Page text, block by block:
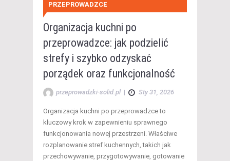
PRZEPROWADZCE
Organizacja kuchni po
przeprowadzce: jak podzielić
strefy i szybko odzyskać
porządek oraz funkcjonalność
przeprowadzki-solid.pl | Sty 31, 2026
Organizacja kuchni po przeprowadzce to
kluczowy krok w zapewnieniu sprawnego
funkcjonowania nowej przestrzeni. Właściwe
rozplanowanie stref kuchennych, takich jak
przechowywanie, przygotowywanie, gotowanie